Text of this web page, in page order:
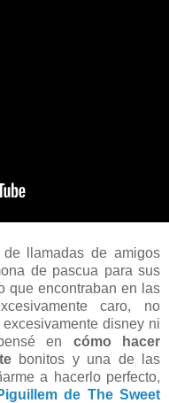
llamadas de amigos
de pascua para sus
que encontraban en las
caro, no
disney ni
en cómo hacer
bonitos y una de las
a hacerlo perfecto,
de The Sweet